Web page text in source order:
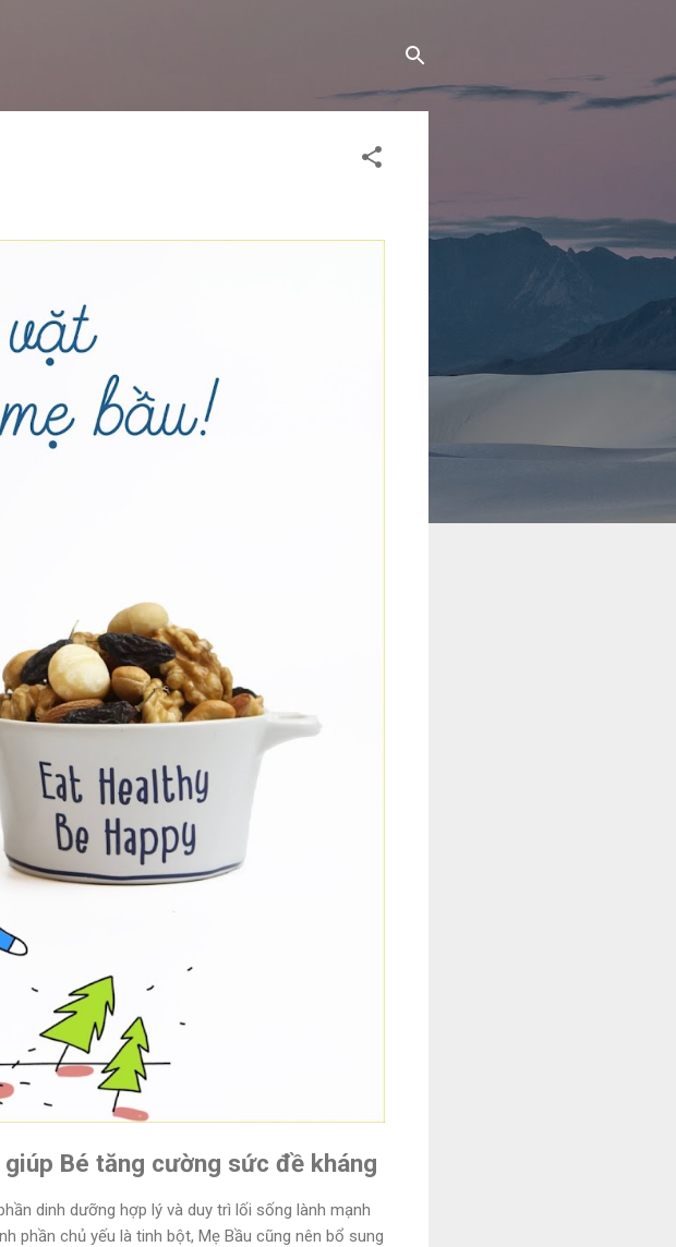
Bé tăng cường sức đề kháng
dinh dưỡng hợp lý và duy trì lối sống lành mạnh
phần chủ yếu là tinh bột, Mẹ Bầu cũng nên bổ sung